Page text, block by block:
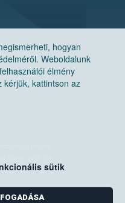
hogyan
Weboldalunk
élmény
kérjük, kattintson az
sütik
Hivatal
Pf. 30.